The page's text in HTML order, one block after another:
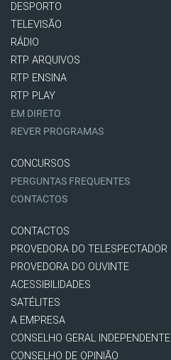
DESPORTO
TELEVISÃO
RÁDIO
RTP ARQUIVOS
RTP ENSINA
RTP PLAY
EM DIRETO
REVER PROGRAMAS
CONCURSOS
PERGUNTAS FREQUENTES
CONTACTOS
CONTACTOS
PROVEDORA DO TELESPECTADOR
PROVEDORA DO OUVINTE
ACESSIBILIDADES
SATÉLITES
A EMPRESA
CONSELHO GERAL INDEPENDENTE
CONSELHO DE OPINIÃO